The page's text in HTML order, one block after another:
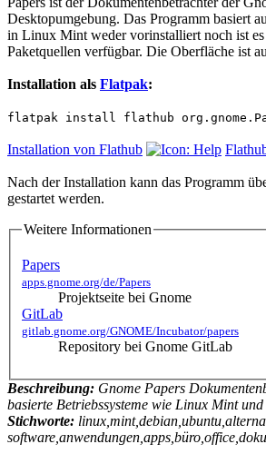
Desktopumgebung. Das Programm basiert
in Linux Mint weder vorinstalliert noch ist
Paketquellen verfügbar. Die Oberfläche ist
Installation als Flatpak:
flatpak install flathub
Installation von Flathub
Nach der Installation kann das Programm
gestartet werden.
Weitere Informationen
Papers
apps.gnome.org/de/Papers
Projektseite bei Gnome
GitLab
gitlab.gnome.org/GNOME/Incubator/papers
Repository bei Gnome GitLab
Beschreibung: Gnome Papers
basierte Betriebssysteme wie Linux Mint
Stichworte: